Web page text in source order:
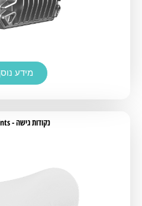
מידע
נקודות גישה - Access Points